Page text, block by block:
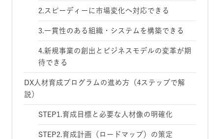
2.スピーディーに市場変化へ対応できる
3.一貫性のある組織・システムを構築できる
4.新規事業の創出とビジネスモデルの変革が期
待できる
DX人材育成プログラムの進め方（4ステップで解
説）
STEP1.育成目標と必要な人材像の明確化
STEP2.育成計画（ロードマップ）の策定